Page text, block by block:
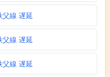
父線 遅延
父線 遅延
父線 遅延